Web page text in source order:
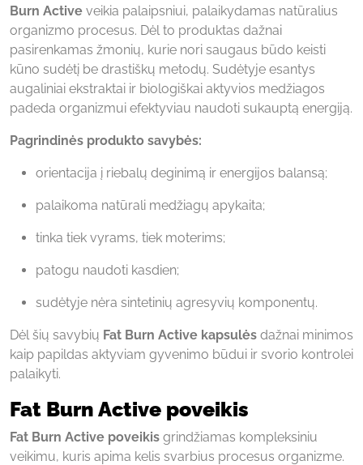
Burn Active veikia palaipsniui, palaikydamas natūralius
organizmo procesus. Dėl to produktas dažnai
pasirenkamas žmonių, kurie nori saugaus būdo keisti
kūno sudėtį be drastiškų metodų. Sudėtyje esantys
augaliniai ekstraktai ir biologiškai aktyvios medžiagos
padeda organizmui efektyviau naudoti sukauptą energiją.
Pagrindinės produkto savybės:
orientacija į riebalų deginimą ir energijos balansą;
palaikoma natūrali medžiagų apykaita;
tinka tiek vyrams, tiek moterims;
patogu naudoti kasdien;
sudėtyje nėra sintetinių agresyvių komponentų.
Dėl šių savybių Fat Burn Active kapsulės dažnai minimos
kaip papildas aktyviam gyvenimo būdui ir svorio kontrolei
palaikyti.
Fat Burn Active poveikis
Fat Burn Active poveikis grindžiamas kompleksiniu
veikimu, kuris apima kelis svarbius procesus organizme.